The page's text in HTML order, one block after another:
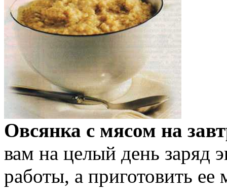
Овсянка с мясом на
вам на целый день заряд
работы, а приготовить